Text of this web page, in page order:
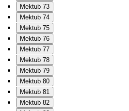
Mektub 73
Mektub 74
Mektub 75
Mektub 76
Mektub 77
Mektub 78
Mektub 79
Mektub 80
Mektub 81
Mektub 82